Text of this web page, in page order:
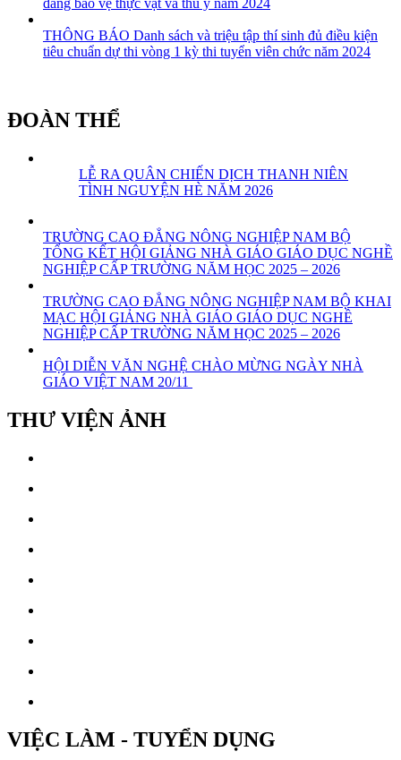
đẳng bảo vệ thực vật và thú y năm 2024
THÔNG BÁO Danh sách và triệu tập thí sinh đủ điều kiện
tiêu chuẩn dự thi vòng 1 kỳ thi tuyển viên chức năm 2024
ĐOÀN THỂ
LỄ RA QUÂN CHIẾN DỊCH THANH NIÊN
TÌNH NGUYỆN HÈ NĂM 2026
TRƯỜNG CAO ĐẲNG NÔNG NGHIỆP NAM BỘ
TỔNG KẾT HỘI GIẢNG NHÀ GIÁO GIÁO DỤC NGHỀ
NGHIỆP CẤP TRƯỜNG NĂM HỌC 2025 – 2026
TRƯỜNG CAO ĐẲNG NÔNG NGHIỆP NAM BỘ KHAI
MẠC HỘI GIẢNG NHÀ GIÁO GIÁO DỤC NGHỀ
NGHIỆP CẤP TRƯỜNG NĂM HỌC 2025 – 2026
HỘI DIỄN VĂN NGHỆ CHÀO MỪNG NGÀY NHÀ
GIÁO VIỆT NAM 20/11
THƯ VIỆN ẢNH
VIỆC LÀM - TUYỂN DỤNG